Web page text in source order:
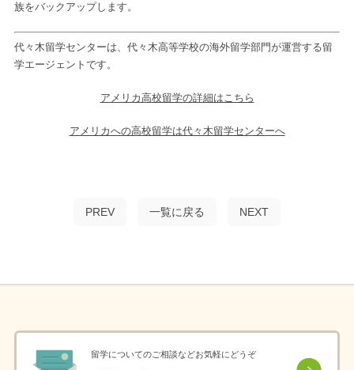
族をバックアップします。
代々木留学センターは、代々木高等学校の海外留学部門が運営する留
学エージェントです。
アメリカ高校留学の詳細はこちら
アメリカへの高校留学は代々木留学センターへ
PREV 一覧に戻る NEXT
留学についてのご相談などお気軽にどうぞ